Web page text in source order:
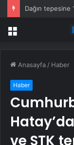
Menü
Anasayfa / Haber
Haber
ve STK